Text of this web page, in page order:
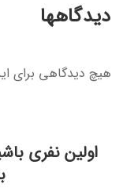
دیدگاهها
هیچ دیدگاهی برای
اولین نفری